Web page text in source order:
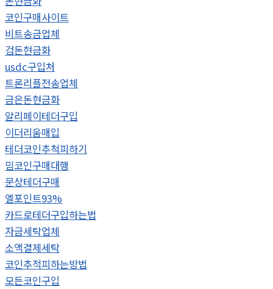
코인구매사이트
비트송금업체
검돈현금화
usdc구입처
트론리플전송업체
금은돈현금화
알리페이테더구입
이더리움매입
테더코인추척피하기
밈코인구매대행
문상테더구매
엘포인트93%
카드로테더구입하는법
자금세탁업체
소액결제세탁
코인추적피하는방법
모든코인구입